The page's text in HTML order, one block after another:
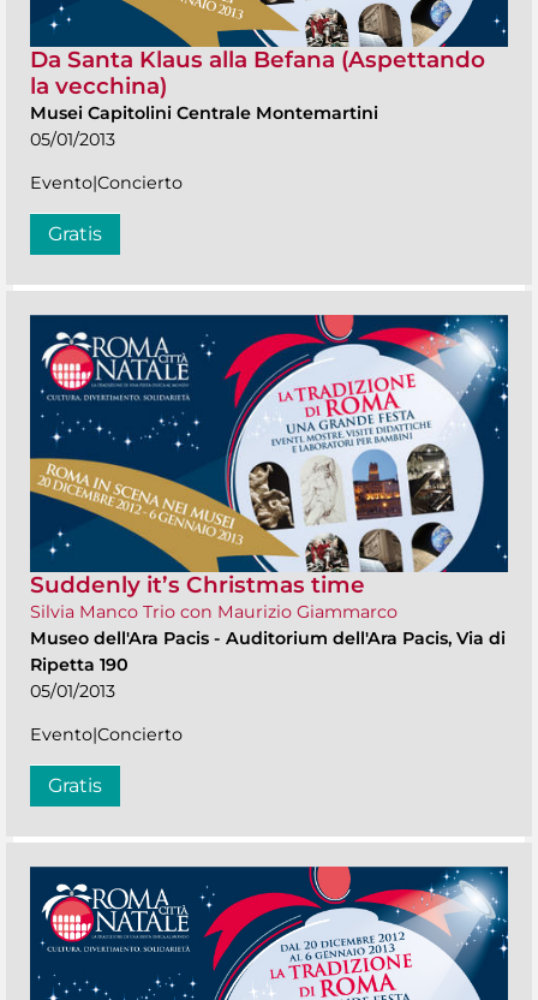
Da Santa Klaus alla Befana (Aspettando
la vecchina)
Musei Capitolini Centrale Montemartini
05/01/2013
Evento|Concierto
Gratis
Suddenly it’s Christmas time
Silvia Manco Trio con Maurizio Giammarco
Museo dell'Ara Pacis - Auditorium dell'Ara Pacis, Via di
Ripetta 190
05/01/2013
Evento|Concierto
Gratis